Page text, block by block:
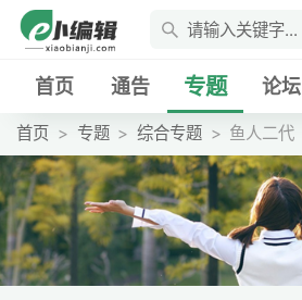
首页 通告 专题 论坛
首页 专题 综合专题 鱼人二代